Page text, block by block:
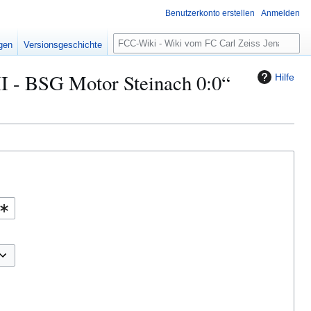
Hilfe
- BSG Motor Steinach 0:0“
Benutzerkonto erstellen Anmelden
Versionsgeschichte
S
u
h